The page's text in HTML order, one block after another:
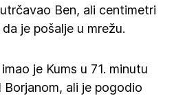
Ben, ali centimetri
je pošalje u mrežu.
je Kums u 71. minutu
Borjanom, ali je pogodio